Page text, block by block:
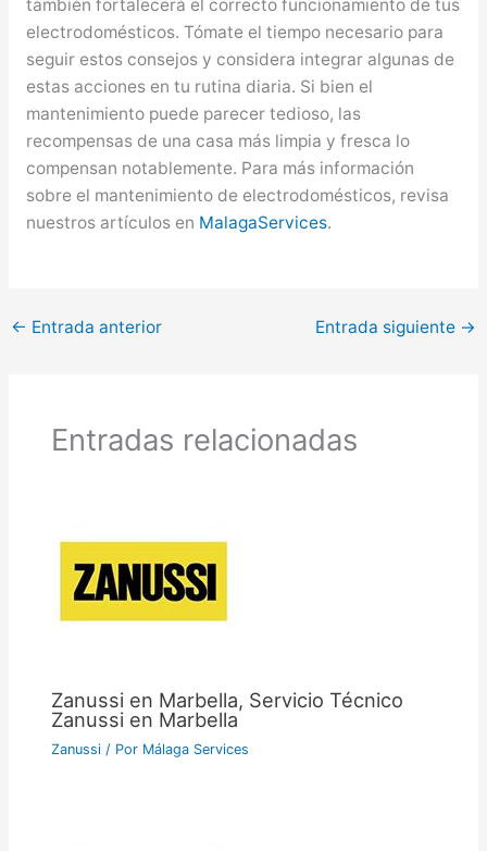
también fortalecerá el correcto funcionamiento de tus
electrodomésticos. Tómate el tiempo necesario para
seguir estos consejos y considera integrar algunas de
estas acciones en tu rutina diaria. Si bien el
mantenimiento puede parecer tedioso, las
recompensas de una casa más limpia y fresca lo
compensan notablemente. Para más información
sobre el mantenimiento de electrodomésticos, revisa
nuestros artículos en MalagaServices.
← Entrada anterior Entrada siguiente →
Entradas relacionadas
Zanussi en Marbella, Servicio Técnico
Zanussi en Marbella
Zanussi / Por Málaga Services